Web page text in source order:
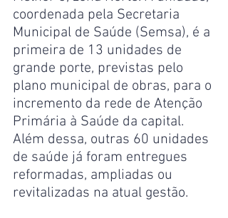
coordenada pela Secretaria
Municipal de Saúde (Semsa), é a
primeira de 13 unidades de
grande porte, previstas pelo
plano municipal de obras, para o
incremento da rede de Atenção
Primária à Saúde da capital.
Além dessa, outras 60 unidades
de saúde já foram entregues
reformadas, ampliadas ou
revitalizadas na atual gestão.